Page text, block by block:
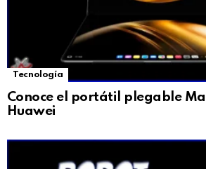
Tecnología
Conoce el portátil plegable
Huawei